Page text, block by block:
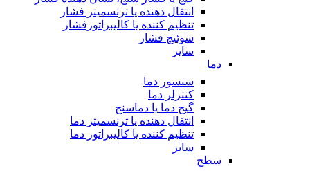
انتقال دهنده یا ترنسمیتر فشار
تنظیم کننده یا کالیبراتورفشار
سوئیچ فشار
سایر
دما
سنسور دما
کنترلر دما
گیج دما یا دماسنج
انتقال دهنده یا ترنسمیتر دما
تنظیم کننده یا کالیبراتور دما
سایر
سطح